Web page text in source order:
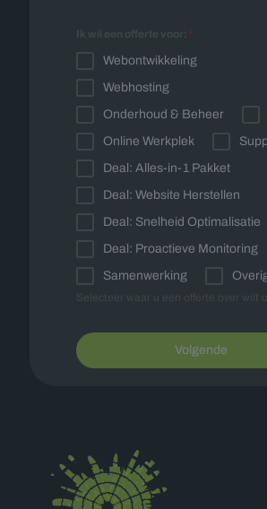
Ik wil een offerte voor: *
Webontwikkeling
Webhosting
Onderhoud & Beheer
Online Werkplek
Deal: Alles-in-1 Pakket
Deal: Website Herstellen
Deal: Snelheid Optimalisatie
Deal: Proactieve Monitoring
Samenwerking
Volgende